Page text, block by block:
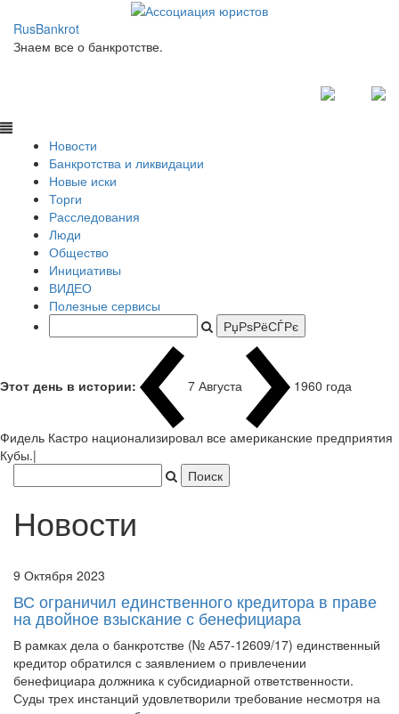
RusBankrot
Знаем все о банкротстве.
Новости
Банкротства и ликвидации
Новые иски
Торги
Расследования
Люди
Общество
Инициативы
ВИДЕО
Полезные сервисы
Этот день в истории: 7 Августа 196|
Новости
9 Октября 2023
на двойное взыскание с бенефициара
В рамках дела о банкротстве (№ А57-12609/17) единственный
кредитор обратился с заявлением о привлечении
бенефициара должника к субсидиарной ответственности.
Суды трех инстанций удовлетворили требование несмотря на
то, что ответчик уже был при...